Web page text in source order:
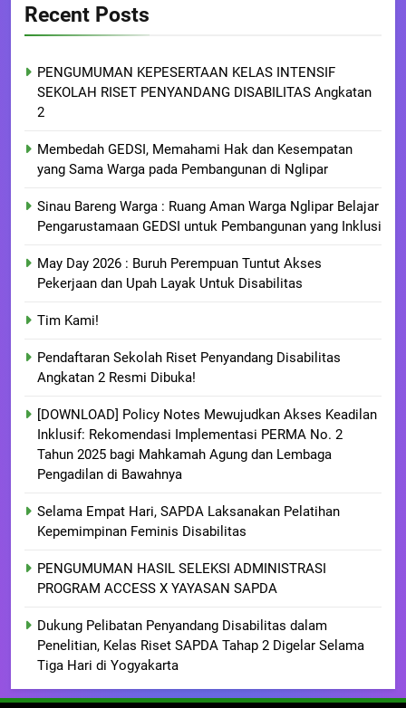
Recent Posts
PENGUMUMAN KEPESERTAAN KELAS INTENSIF
SEKOLAH RISET PENYANDANG DISABILITAS Angkatan
2
Membedah GEDSI, Memahami Hak dan Kesempatan
yang Sama Warga pada Pembangunan di Nglipar
Sinau Bareng Warga : Ruang Aman Warga Nglipar Belajar
Pengarustamaan GEDSI untuk Pembangunan yang Inklusi
May Day 2026 : Buruh Perempuan Tuntut Akses
Pekerjaan dan Upah Layak Untuk Disabilitas
Tim Kami!
Pendaftaran Sekolah Riset Penyandang Disabilitas
Angkatan 2 Resmi Dibuka!
[DOWNLOAD] Policy Notes Mewujudkan Akses Keadilan
Inklusif: Rekomendasi Implementasi PERMA No. 2
Tahun 2025 bagi Mahkamah Agung dan Lembaga
Pengadilan di Bawahnya
Selama Empat Hari, SAPDA Laksanakan Pelatihan
Kepemimpinan Feminis Disabilitas
PENGUMUMAN HASIL SELEKSI ADMINISTRASI
PROGRAM ACCESS X YAYASAN SAPDA
Dukung Pelibatan Penyandang Disabilitas dalam
Penelitian, Kelas Riset SAPDA Tahap 2 Digelar Selama
Tiga Hari di Yogyakarta